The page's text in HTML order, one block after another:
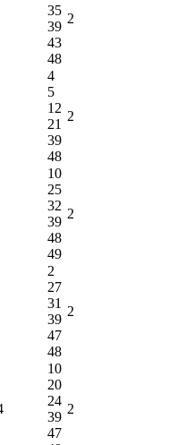
35
39
43
48
2
4
5
12
21
39
48
2
10
25
32
39
48
49
2
2
27
31
39
47
48
2
10
20
24
39
47
2